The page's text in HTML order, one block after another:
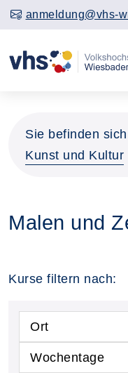
anmeldung@vhs-
Sie befinden
Kunst und Kultur
Malen und
Kurse filtern nach:
Ort
Wochentage